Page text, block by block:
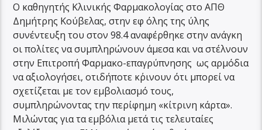
Ο καθηγητής Κλινικής Φαρμακολογίας στο ΑΠΘ
Δημήτρης Κούβελας, στην εφ όλης της ύλης
συνέντευξη του στον 98.4 αναφέρθηκε στην ανάγκη
οι πολίτες να συμπληρώνουν άμεσα και να στέλνουν
στην Επιτροπή Φαρμακο-επαγρύπνησης ως αρμόδια
να αξιολογήσει, οτιδήποτε κ΄ρινουν ότι μπορεί να
σχετίζεται με τον εμβολιασμό τους,
συμπληρώνοντας την περίφημη «κίτρινη κάρτα».
Μιλώντας για τα εμβόλια μετά τις τελευταίες